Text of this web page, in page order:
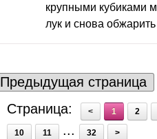
крупными кубиками
лук и снова
Предыдущая страница
Страница:
< 1 2
10 11 ... 32 >